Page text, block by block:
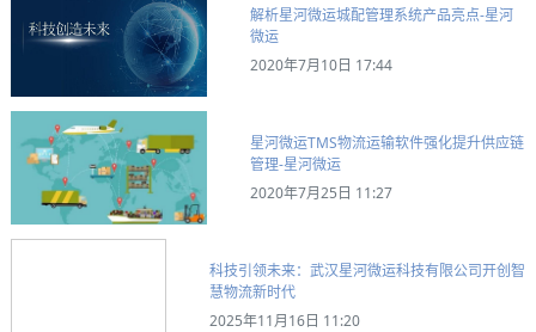
解析星河微运城配管理系统产品亮点-星河
微运
2020年7月10日 17:44
星河微运TMS物流运输软件强化提升供应链
管理-星河微运
2020年7月25日 11:27
科技引领未来：武汉星河微运科技有限公司开创智
慧物流新时代
2025年11月16日 11:20